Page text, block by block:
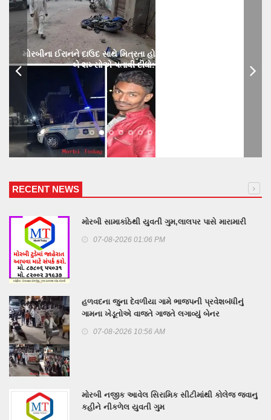
મોરબીના ઈરાનને દાઉદ સાથે મિત્રતા હોય છાતીમાં છરીનો ઘા ઝીકિને
બે શખ્સોએ પતાવી દીધો: ગુનો નોંધાયો
RECENT NEWS
મોરબી સામાકાંઠેથી યુવતી ગુમ,લાલપર પાસે મારામારી
07-08-2026 01:06 PM
હળવદના જુના દેવળીયા ગામે ભાજપની પ્રવેશબંધીનું
ગામના ખેડૂતોએ વાજતે ગાજતે લગાવ્યું બેનર
07-08-2026 10:56 AM
મોરબી નજીક આવેલ સિરામિક સીટીમાંથી કોલેજ જવાનુ
કહીને નીકળેલ યુવતી ગુમ